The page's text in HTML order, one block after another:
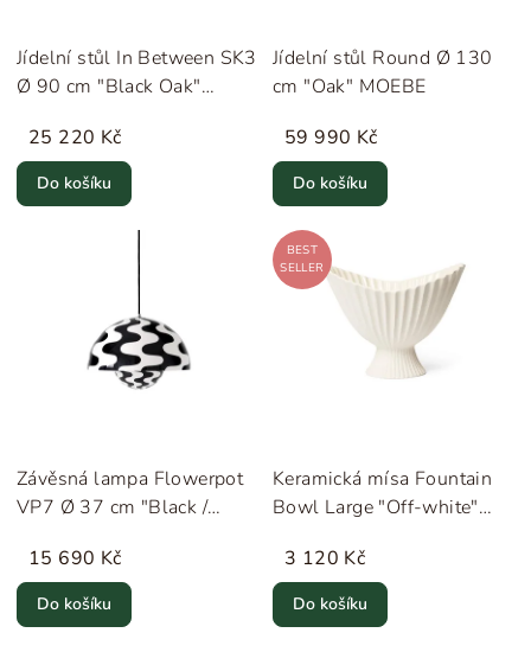
Jídelní stůl In Between SK3
Ø 90 cm "Black Oak"
25 220 Kč
Do košíku
Jídelní stůl Round Ø 130
cm "Oak" MOEBE
59 990 Kč
Do košíku
Závěsná lampa Flowerpot
VP7 Ø 37 cm "Black /
15 690 Kč
Do košíku
BEST
SELLER
Keramická mísa Fountain
Bowl Large "Off-white"
3 120 Kč
Do košíku